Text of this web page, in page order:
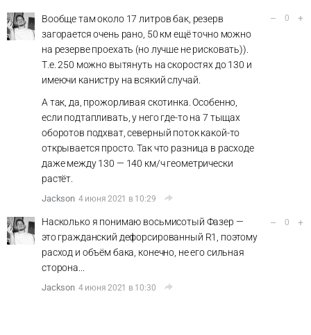
Вообще там около 17 литров бак, резерв
загорается очень рано, 50 км ещё точно можно
на резерве проехать (но лучше не рисковать)).
Т.е. 250 можно вытянуть на скоростях до 130 и
имеючи канистру на всякий случай.
А так, да, прожорливая скотинка. Особенно,
если подтапливать, у него где-то на 7 тыщах
оборотов подхват, северный поток какой-то
открывается просто. Так что разница в расходе
даже между 130 — 140 км/ч геометрически
растёт.
Jackson 4 июня 2021 в 10:29
– 0 +
Насколько я понимаю восьмисотый Фазер —
это гражданский дефорсированный R1, поэтому
расход и объём бака, конечно, не его сильная
сторона...
Jackson 4 июня 2021 в 10:30
– 0 +